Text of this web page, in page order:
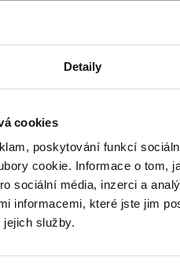
Detaily
cookies
poskytování funkcí
cookie. Informace o tom,
sociální média, inzerci a
informacemi, které jste jim
služby.
potřebujete vědět,
finančně podpořit váš
Zní to skvěle, že? Ale pozor
podpory, který má svá přísná
srpna 2026, 07:39